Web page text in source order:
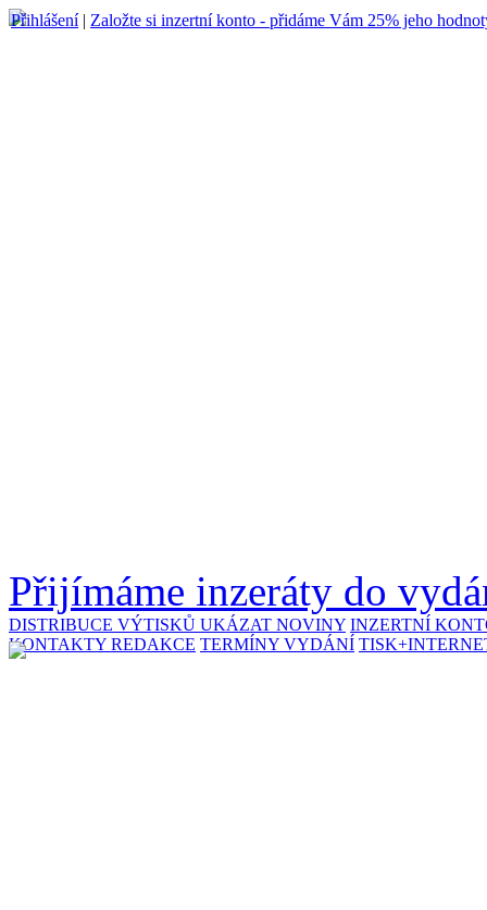
Přihlášení| Založte si inzertní konto - přidáme Vám 25% jeho
Přijímáme inzeráty do
DISTRIBUCE VÝTISKŮ UKÁZAT NOVINY INZERTNÍ
KONTAKTY REDAKCE TERMÍNY VYDÁNÍ